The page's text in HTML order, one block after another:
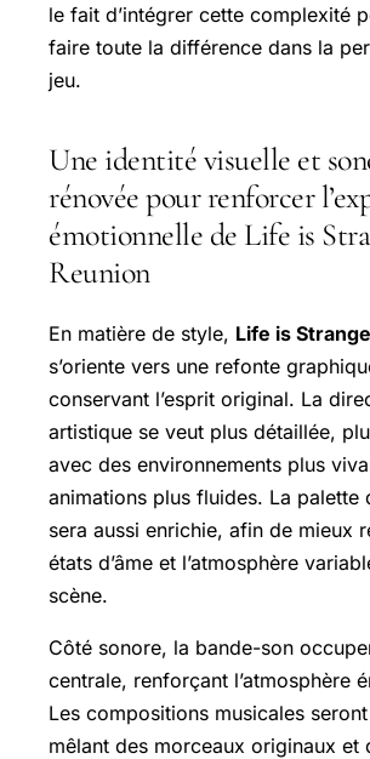
le fait d’intégrer cette complexité
faire toute la différence dans la
jeu.
Une identité visuelle et
rénovée pour renforcer
émotionnelle de Life is
Reunion
En matière de style, Life is
s’oriente vers une refonte
conservant l’esprit original. La
artistique se veut plus détaillée,
avec des environnements plus
animations plus fluides. La palette
sera aussi enrichie, afin de mieux
états d’âme et l’atmosphère
scène.
Côté sonore, la bande-son
centrale, renforçant l’atmosphère
Les compositions musicales
mêlant des morceaux originaux et